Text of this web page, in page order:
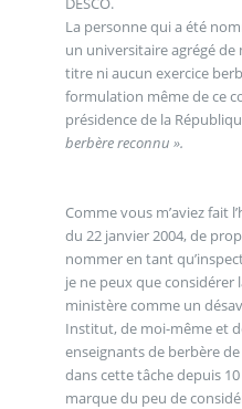
La personne qui a été
un universitaire agrégé
titre ni aucun exercice
formulation même de ce
présidence de la
berbère reconnu ».
Comme vous m’aviez fait
du 22 janvier 2004, de
nommer en tant
je ne peux que considérer
ministère comme un
Institut, de moi-même et
enseignants de berbère
dans cette tâche depuis
marque du peu de